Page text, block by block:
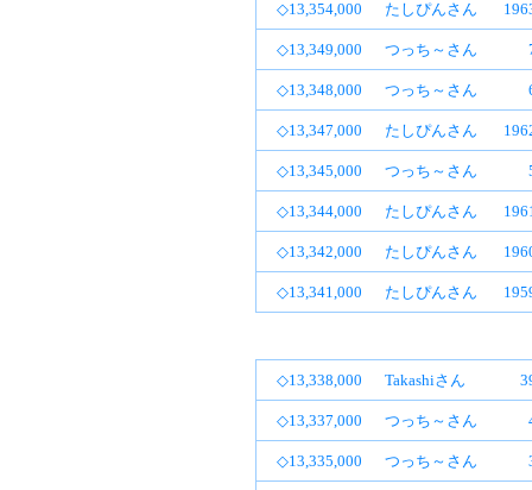
◇13,354,000 たしぴんさん
◇13,349,000 つっち～さん
◇13,348,000 つっち～さん
◇13,347,000 たしぴんさん
◇13,345,000 つっち～さん
◇13,344,000 たしぴんさん
◇13,342,000 たしぴんさん
◇13,341,000 たしぴんさん
◇13,338,000 Takashiさん
◇13,337,000 つっち～さん
◇13,335,000 つっち～さん